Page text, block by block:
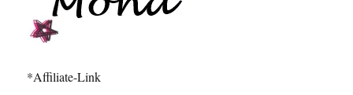
*Affiliate-Link